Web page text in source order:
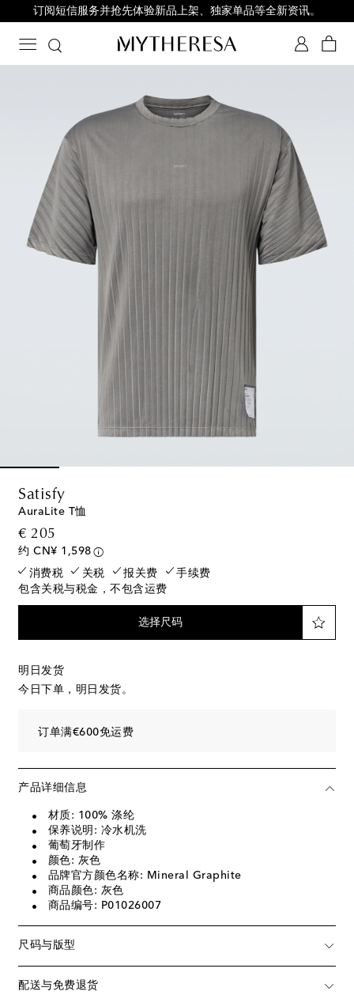
订阅短信服务并抢先体验新品上架、独家单品等全新资讯。
Satisfy
AuraLite T恤
€ 205original price
约 CN¥ 1,598
消费税
关税 报关费
手续费
包含关税与税金，不包含运费
选择尺码
明日发货
今日下单，明日发货。
订单满€600免运费
产品详细信息
材质: 100% 涤纶
保养说明: 冷水机洗
葡萄牙制作
颜色: 灰色
品牌官方颜色名称: Mineral Graphite
商品颜色: 灰色
商品编号: P01026007
尺码与版型
配送与免费退货